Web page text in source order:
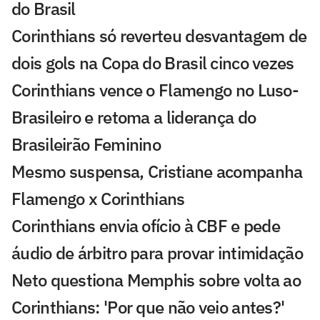
do Brasil
Corinthians só reverteu desvantagem de
dois gols na Copa do Brasil cinco vezes
Corinthians vence o Flamengo no Luso-
Brasileiro e retoma a liderança do
Brasileirão Feminino
Mesmo suspensa, Cristiane acompanha
Flamengo x Corinthians
Corinthians envia ofício à CBF e pede
áudio de árbitro para provar intimidação
Neto questiona Memphis sobre volta ao
Corinthians: 'Por que não veio antes?'